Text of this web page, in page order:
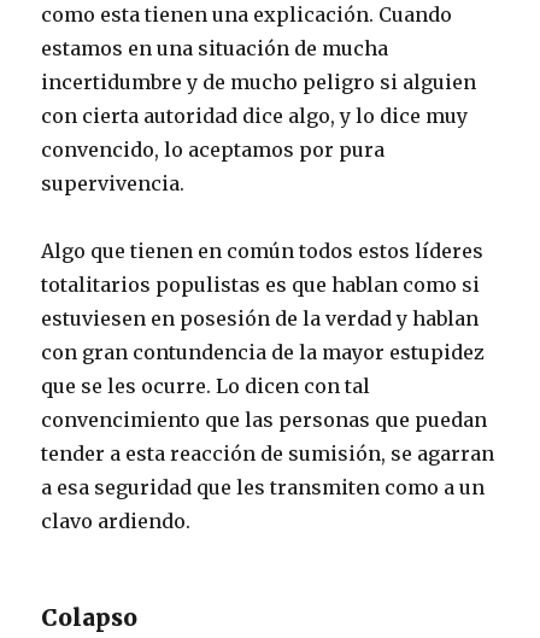
como esta tienen una explicación. Cuando
estamos en una situación de mucha
incertidumbre y de mucho peligro si alguien
con cierta autoridad dice algo, y lo dice muy
convencido, lo aceptamos por pura
supervivencia.
Algo que tienen en común todos estos líderes
totalitarios populistas es que hablan como si
estuviesen en posesión de la verdad y hablan
con gran contundencia de la mayor estupidez
que se les ocurre. Lo dicen con tal
convencimiento que las personas que puedan
tender a esta reacción de sumisión, se agarran
a esa seguridad que les transmiten como a un
clavo ardiendo.
Colapso